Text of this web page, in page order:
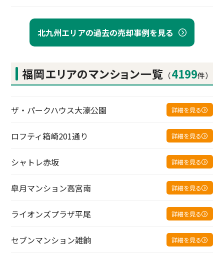
北九州エリアの過去の売却事例を見る
福岡エリアのマンション一覧 （4199件）
ザ・パークハウス大濠公園 詳細を見る
ロフティ箱崎201通り 詳細を見る
シャトレ赤坂 詳細を見る
皐月マンション高宮南 詳細を見る
ライオンズプラザ平尾 詳細を見る
セブンマンション雑餉 詳細を見る